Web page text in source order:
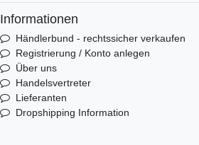
Informationen
Händlerbund - rechtssicher verkaufen
Registrierung / Konto anlegen
Über uns
Handelsvertreter
Lieferanten
Dropshipping Information